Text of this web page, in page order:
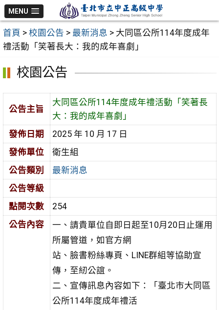
跳
至
主
要
MENU
首頁 > 校園公告 > 最新消息 > 大同區公所114年度成年
禮活動「笑著長大：我的成年喜劇」
校園公告
公告主旨
大同區公所114年度成年禮活動「笑著長
大：我的成年喜劇」
發佈日期
2025 年 10 月 17 日
發佈單位
衛生組
公告類別
最新消息
公告等級
點閱次數
254
公告內容
一、請貴單位自即日起至10月20日止運用
所屬管道，如官方網
站、臉書粉絲專頁、LINE群組等協助宣
傳，至紉公誼。
二、宣傳訊息內容如下：「臺北市大同區
公所114年度成年禮活